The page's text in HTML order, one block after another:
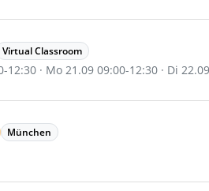
Virtual Classroom
12:30 · Mo 21.09 09:00-12:30 · Di
München